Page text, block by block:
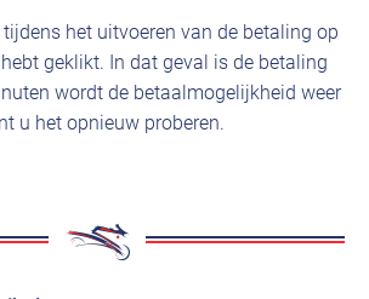
het uitvoeren van de betaling op
hebt geklikt. In dat geval is de betaling
wordt de betaalmogelijkheid weer
u het opnieuw proberen.